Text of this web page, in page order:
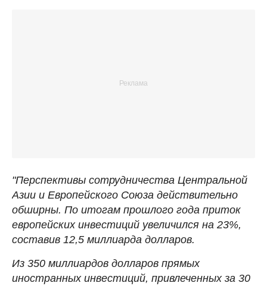
"Перспективы сотрудничества Центральной
Азии и Европейского Союза действительно
обширны. По итогам прошлого года приток
европейских инвестиций увеличился на 23%,
составив 12,5 миллиарда долларов.
Из 350 миллиардов долларов прямых
иностранных инвестиций, привлеченных за 30